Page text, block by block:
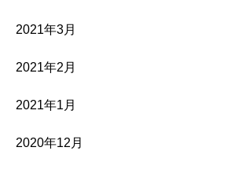
2021年3月
2021年2月
2021年1月
2020年12月